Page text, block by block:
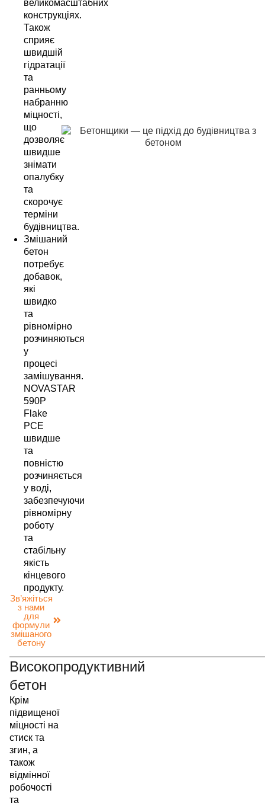
великомасштабних
конструкціях.
Також
сприяє
швидшій
гідратації
та
ранньому
набранню
міцності,
що
дозволяє
швидше
знімати
опалубку
та
скорочує
терміни
будівництва.
Змішаний
бетон
потребує
добавок,
які
швидко
та
рівномірно
розчиняються
у
процесі
замішування.
NOVASTAR
590P
Flake
PCE
швидше
та
повністю
розчиняється
у воді,
забезпечуючи
рівномірну
роботу
та
стабільну
якість
кінцевого
продукту.
Зв’яжіться
з нами
для
формули
змішаного
бетону
Високопродуктивний
бетон
Крім
підвищеної
міцності на
стиск та
згин, а
також
відмінної
робочості
та